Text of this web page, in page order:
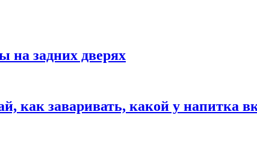
на задних дверях
как заваривать, какой у напитка